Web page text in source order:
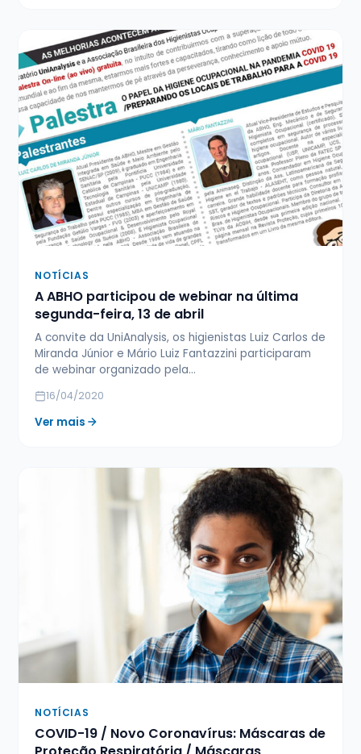
NOTÍCIAS
A ABHO participou de webinar na última
segunda-feira, 13 de abril
A convite da UniAnalysis, os higienistas Luiz Carlos de
Miranda Júnior e Mário Luiz Fantazzini participaram
de webinar organizado pela…
16/04/2020
Ver mais
NOTÍCIAS
COVID-19 / Novo Coronavírus: Máscaras de